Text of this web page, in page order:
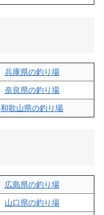
兵庫県の釣り場
奈良県の釣り場
和歌山県の釣り場
広島県の釣り場
山口県の釣り場